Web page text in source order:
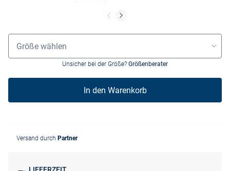
Grössenauswahl
Größe wählen
Unsicher bei der Größe? Größenberater
In den Warenkorb
Versand durch Partner